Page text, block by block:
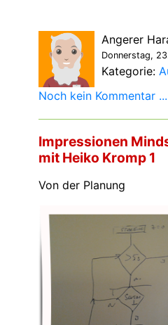
Angerer
Donnerstag,
Kategorie:
Noch kein Kommentar ...
Impressionen
mit Heiko Kromp 1
Von der Planung